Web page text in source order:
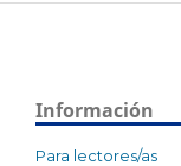
Información
Para lectores/as